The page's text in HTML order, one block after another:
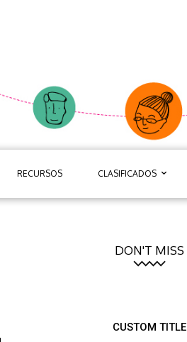
RECURSOS CLASIFICADOS
DON'T MISS
CUSTOM TITLE